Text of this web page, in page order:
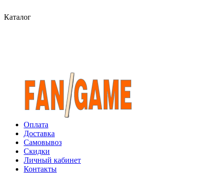
Каталог
Оплата
Доставка
Самовывоз
Скидки
Личный кабинет
Контакты